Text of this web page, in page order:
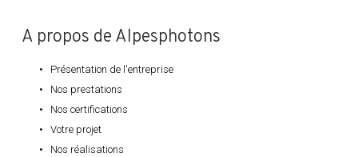
A propos de Alpesphotons
Présentation de l'entreprise
Nos prestations
Nos certifications
Votre projet
Nos réalisations